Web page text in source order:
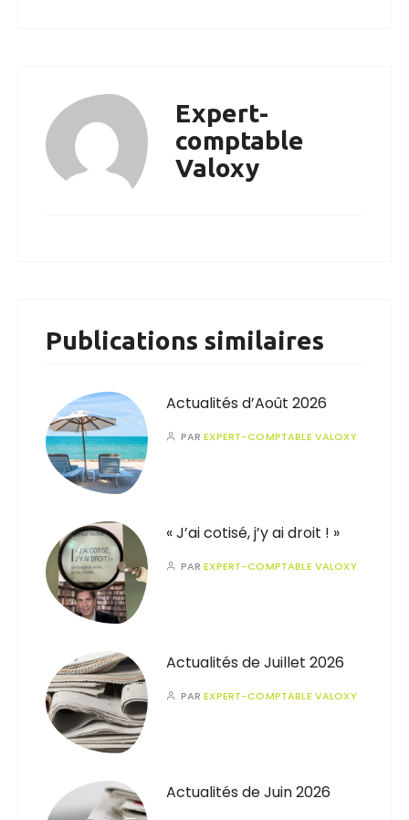
Expert-
comptable
Valoxy
Publications similaires
Actualités d’Août 2026
PAREXPERT-COMPTABLE VALOXY
« J’ai cotisé, j’y ai droit ! »
PAREXPERT-COMPTABLE VALOXY
Actualités de Juillet 2026
PAREXPERT-COMPTABLE VALOXY
Actualités de Juin 2026